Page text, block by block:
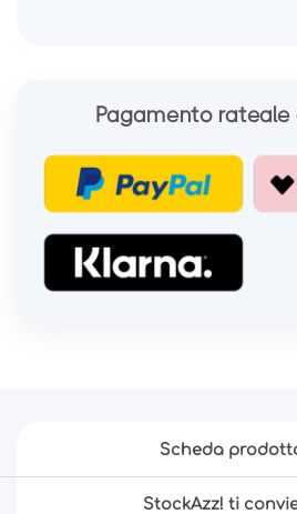
Pagamento rateale
Scheda
StockAzz! ti